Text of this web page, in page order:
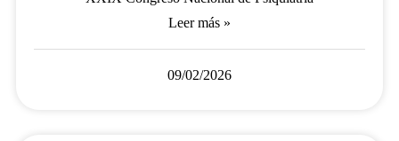
Leer más »
09/02/2026